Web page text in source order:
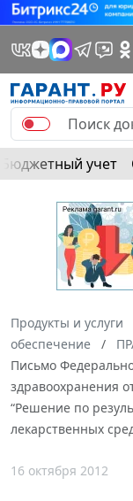
Бюджетный учет
Продукты и услуги
обеспечение
Письмо
здравоохранения
“Решение по
лекарственных
16 октября 2012